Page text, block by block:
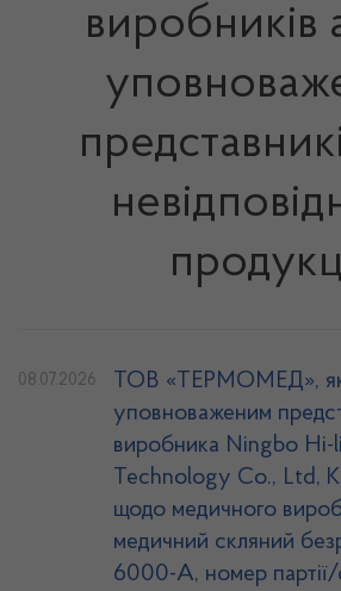
виробників
08.07.2026
ТОВ «ТЕРМОМЕД»,
уповноваженим
виробника Ningbo
Technology Co., Ltd,
щодо медичного
медичний скляний
6000-А, номер партії/